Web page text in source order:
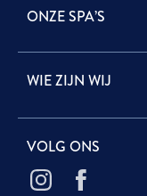
ONZE SPA’S
WIE ZIJN WIJ
VOLG ONS